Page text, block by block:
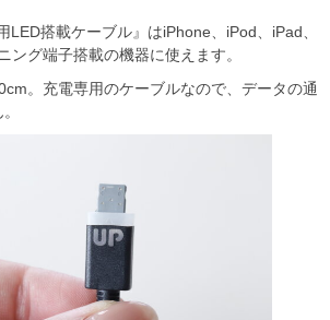
LED搭載ケーブル』はiPhone、iPod、iPad、
ング端子搭載の機器に使えます。
。充電専用のケーブルなので、データの通